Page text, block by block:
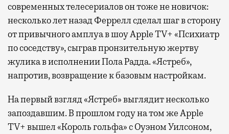
современных телесериалов он тоже не новичок:
несколько лет назад Феррелл сделал шаг в сторону
от привычного амплуа в шоу Apple TV+ «Психиатр
по соседству», сыграв пронзительную жертву
жулика в исполнении Пола Радда. «Ястреб»,
напротив, возвращение к базовым настройкам.
На первый взгляд «Ястреб» выглядит несколько
запоздавшим. В прошлом году на том же Apple
TV+ вышел «Король гольфа» с Оуэном Уилсоном,